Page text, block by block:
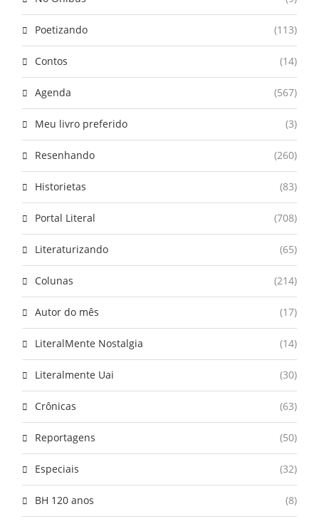
Poetizando (113)
Contos (14)
Agenda (567)
Meu livro preferido (3)
Resenhando (260)
Historietas (83)
Portal Literal (708)
Literaturizando (65)
Colunas (214)
Autor do mês (17)
LiteralMente Nostalgia (14)
Literalmente Uai (30)
Crônicas (63)
Reportagens (50)
Especiais (32)
BH 120 anos (8)